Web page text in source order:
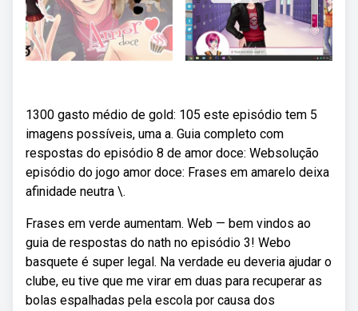
1300 gasto médio de gold: 105 este episódio tem 5
imagens possíveis, uma a. Guia completo com
respostas do episódio 8 de amor doce: Websolução
episódio do jogo amor doce: Frases em amarelo deixa
afinidade neutra \.
Frases em verde aumentam. Web — bem vindos ao
guia de respostas do nath no episódio 3! Webo
basquete é super legal. Na verdade eu deveria ajudar o
clube, eu tive que me virar em duas para recuperar as
bolas espalhadas pela escola por causa dos